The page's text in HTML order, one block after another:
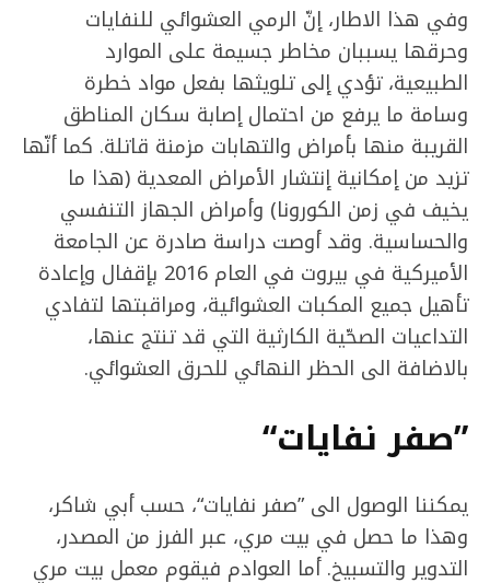
وفي هذا الاطار، إنّ الرمي العشوائي للنفايات
وحرقها يسببان مخاطر جسيمة على الموارد
الطبيعية، تؤدي إلى تلويثها بفعل مواد خطرة
وسامة ما يرفع من احتمال إصابة سكان المناطق
القريبة منها بأمراض والتهابات مزمنة قاتلة. كما أنّها
تزيد من إمكانية إنتشار الأمراض المعدية (هذا ما
يخيف في زمن الكورونا) وأمراض الجهاز التنفسي
والحساسية. وقد أوصت دراسة صادرة عن الجامعة
الأميركية في بيروت في العام 2016 بإقفال وإعادة
تأهيل جميع المكبات العشوائية، ومراقبتها لتفادي
التداعيات الصحّية الكارثية التي قد تنتج عنها،
بالاضافة الى الحظر النهائي للحرق العشوائي.
”صفر نفايات“
يمكننا الوصول الى ”صفر نفايات“، حسب أبي شاكر،
وهذا ما حصل في بيت مري، عبر الفرز من المصدر،
التدوير والتسبيخ. أما العوادم فيقوم معمل بيت مري